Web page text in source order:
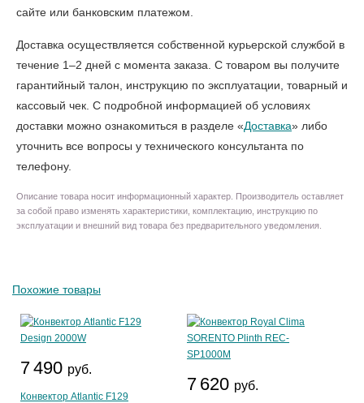
сайте или банковским платежом.
Доставка осуществляется собственной курьерской службой в
течение 1–2 дней с момента заказа. С товаром вы получите
гарантийный талон, инструкцию по эксплуатации, товарный и
кассовый чек. С подробной информацией об условиях
доставки можно ознакомиться в разделе «Доставка» либо
уточнить все вопросы у технического консультанта по
телефону.
Описание товара носит информационный характер. Производитель оставляет
за собой право изменять характеристики, комплектацию, инструкцию по
эксплуатации и внешний вид товара без предварительного уведомления.
Похожие товары
7 490 руб.
Конвектор Atlantic F129
7 620 руб.